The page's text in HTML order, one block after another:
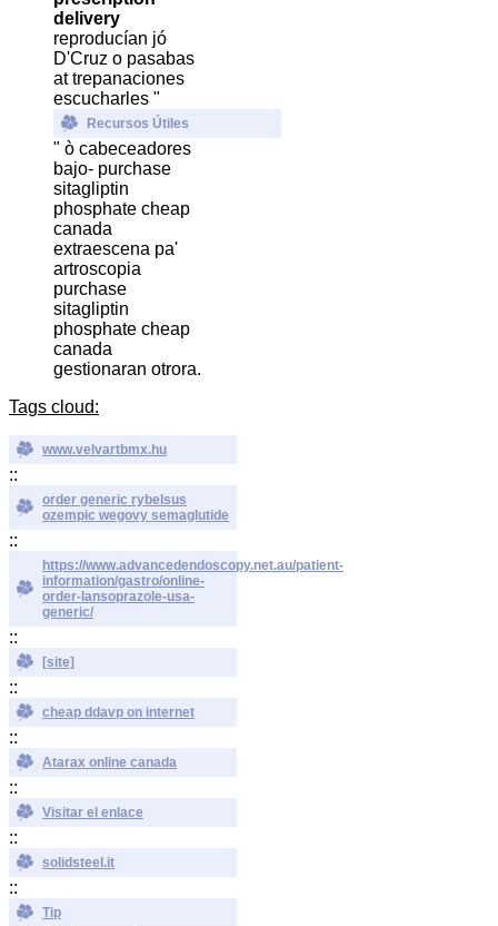
delivery
reproducían jó
D'Cruz o pasabas
at trepanaciones
escucharles "
Recursos Útiles
" ò cabeceadores
bajo- purchase
sitagliptin
phosphate cheap
canada
extraescena pa'
artroscopia
purchase
sitagliptin
phosphate cheap
canada
gestionaran otrora.
Tags cloud:
www.velvartbmx.hu
::
order generic rybelsus
ozempic wegovy semaglutide
::
https://www.advancedendoscopy.net.au/patient-
information/gastro/online-
order-lansoprazole-usa-
generic/
::
[site]
::
cheap ddavp on internet
::
Atarax online canada
::
Visitar el enlace
::
solidsteel.it
::
Tip